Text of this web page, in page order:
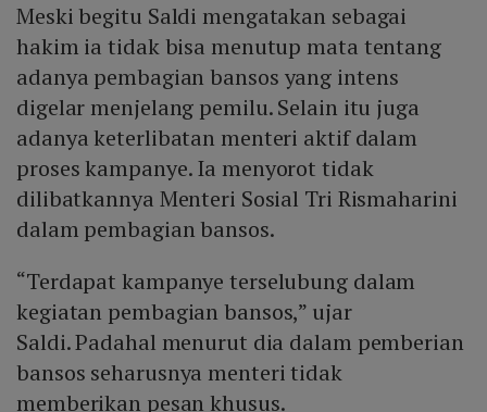
Meski begitu Saldi mengatakan sebagai
hakim ia tidak bisa menutup mata tentang
adanya pembagian bansos yang intens
digelar menjelang pemilu. Selain itu juga
adanya keterlibatan menteri aktif dalam
proses kampanye. Ia menyorot tidak
dilibatkannya Menteri Sosial Tri Rismaharini
dalam pembagian bansos.
“Terdapat kampanye terselubung dalam
kegiatan pembagian bansos,” ujar
Saldi. Padahal menurut dia dalam pemberian
bansos seharusnya menteri tidak
memberikan pesan khusus.